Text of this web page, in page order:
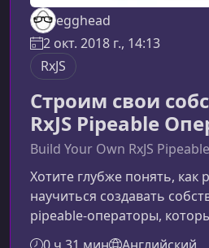
egghead
2 окт. 2018 г., 14:13
RxJS
Строим свои
RxJS Pipeable
Build Your Own RxJS
Хотите глубже понять, как
научиться создавать
pipeable‑операторы,
функциональность ваших
0 ч 31 мин Английский